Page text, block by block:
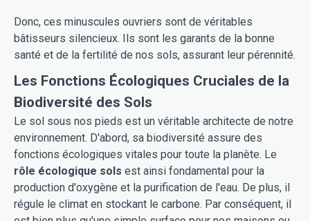
Donc, ces minuscules ouvriers sont de véritables
bâtisseurs silencieux. Ils sont les garants de la bonne
santé et de la fertilité de nos sols, assurant leur pérennité.
Les Fonctions Écologiques Cruciales de la
Biodiversité des Sols
Le sol sous nos pieds est un véritable architecte de notre
environnement. D'abord, sa biodiversité assure des
fonctions écologiques vitales pour toute la planète. Le
rôle écologique sols est ainsi fondamental pour la
production d'oxygène et la purification de l'eau. De plus, il
régule le climat en stockant le carbone. Par conséquent, il